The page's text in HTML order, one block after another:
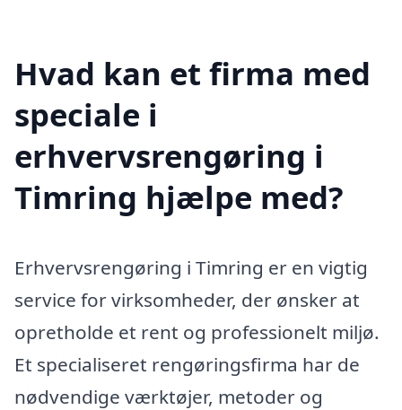
Hvad kan et firma med
speciale i
erhvervsrengøring i
Timring hjælpe med?
Erhvervsrengøring i Timring er en vigtig
service for virksomheder, der ønsker at
opretholde et rent og professionelt miljø.
Et specialiseret rengøringsfirma har de
nødvendige værktøjer, metoder og